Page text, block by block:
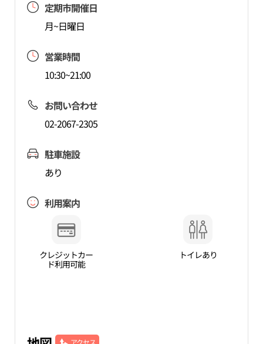
定期市開催日
月~日曜日
営業時間
10:30~21:00
お問い合わせ
02-2067-2305
駐車施設
あり
利用案内
クレジットカー
ド利用可能
トイレあり
アクセス